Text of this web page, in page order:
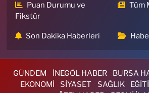
Puan Durumu ve
Fikstür
Tüm
Son Dakika Haberleri
GÜNDEM İNEGÖL HABER BURSA
EKONOMİ
SİYASET SAĞLIK